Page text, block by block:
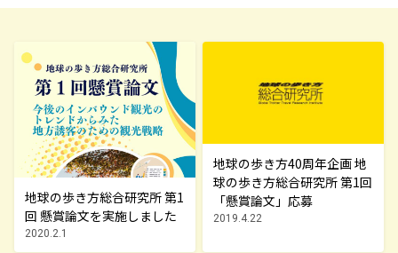
地球の歩き方総合研究所 第1
回 懸賞論文を実施しました
2020.2.1
地球の歩き方40周年企画 地
球の歩き方総合研究所 第1回
「懸賞論文」応募
2019.4.22